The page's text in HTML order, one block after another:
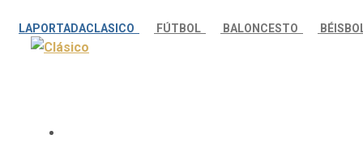
LAPORTADACLASICO FÚTBOL BALONCESTO